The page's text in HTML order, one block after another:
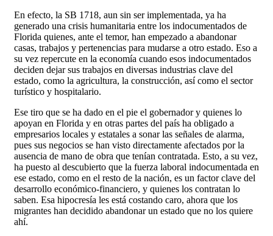
En efecto, la SB 1718, aun sin ser implementada, ya ha
generado una crisis humanitaria entre los indocumentados de
Florida quienes, ante el temor, han empezado a abandonar
casas, trabajos y pertenencias para mudarse a otro estado. Eso a
su vez repercute en la economía cuando esos indocumentados
deciden dejar sus trabajos en diversas industrias clave del
estado, como la agricultura, la construcción, así como el sector
turístico y hospitalario.
Ese tiro que se ha dado en el pie el gobernador y quienes lo
apoyan en Florida y en otras partes del país ha obligado a
empresarios locales y estatales a sonar las señales de alarma,
pues sus negocios se han visto directamente afectados por la
ausencia de mano de obra que tenían contratada. Esto, a su vez,
ha puesto al descubierto que la fuerza laboral indocumentada en
ese estado, como en el resto de la nación, es un factor clave del
desarrollo económico-financiero, y quienes los contratan lo
saben. Esa hipocresía les está costando caro, ahora que los
migrantes han decidido abandonar un estado que no los quiere
ahí.